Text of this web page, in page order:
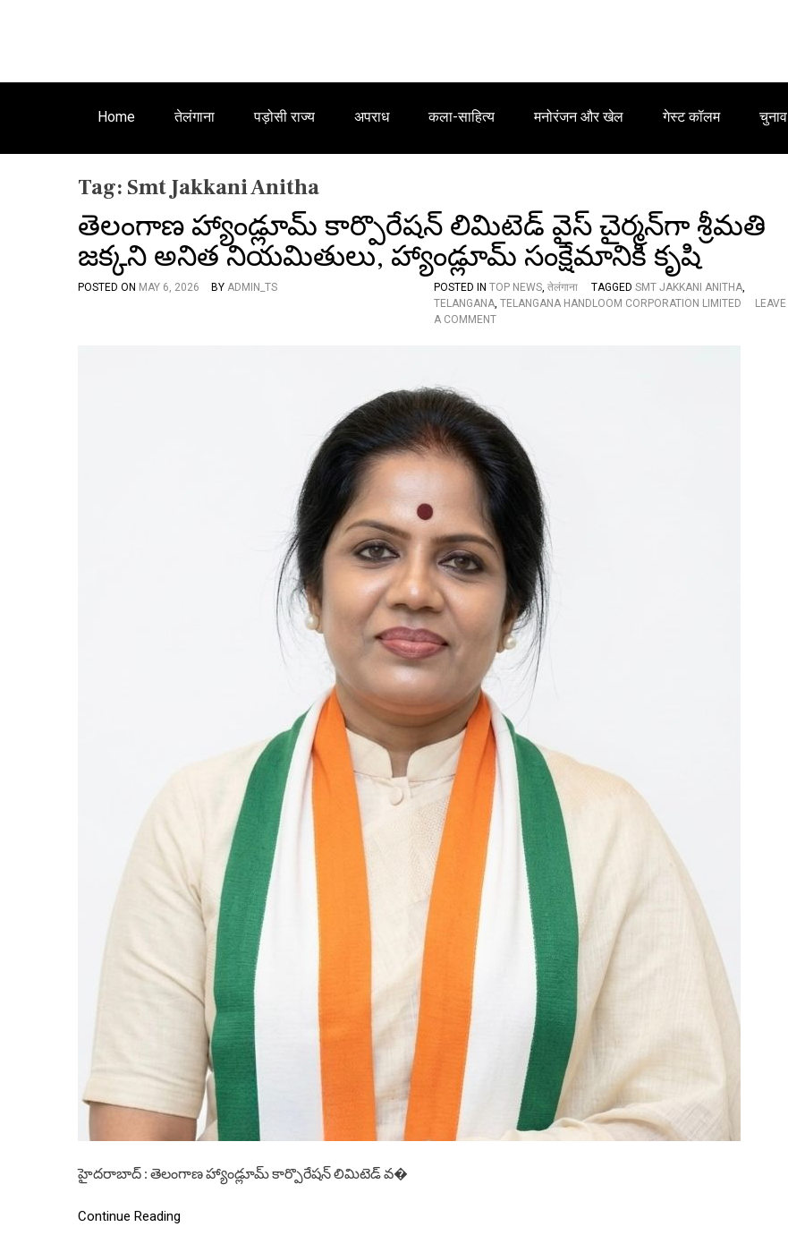
Home तेलंगाना पड़ोसी राज्य अपराध कला-साहित्य मनोरंजन और खेल गेस्ट कॉलम चुनाव
Tag: Smt Jakkani Anitha
తెలంగాణ హ్యాండ్లూమ్ కార్పొరేషన్ లిమిటెడ్ వైస్ చైర్మన్‌గా శ్రీమతి
జక్కని అనిత నియమితులు, హ్యాండ్లూమ్ సంక్షేమానికి కృషి
POSTED ON MAY 6, 2026 BY ADMIN_TS POSTED IN TOP NEWS, तेलंगाना TAGGED SMT JAKKANI ANITHA,
TELANGANA, TELANGANA HANDLOOM CORPORATION LIMITED
LEAVE
A COMMENTO
హ్యాం
డ్లూ
కా
ర్పొ
రే
న్
లి
మి
టె
వై
స్
చై
ర్మ
శ్రీ
మ
తి
జ
ని
హైదరాబాద్ : తెలంగాణ హ్యాండ్లూమ్ కార్పొరేషన్ లిమిటెడ్ వ�
Continue Reading